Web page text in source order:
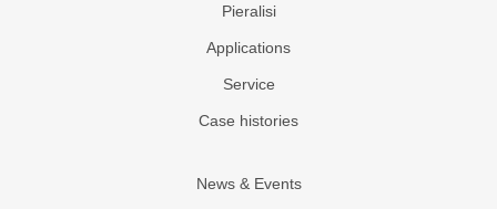
Pieralisi
Applications
Service
Case histories
News & Events